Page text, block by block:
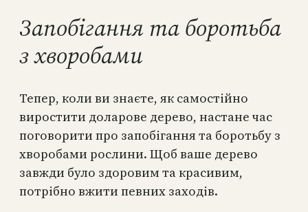
Запобігання та боротьба
з хворобами
Тепер, коли ви знаєте, як самостійно
виростити доларове дерево, настане час
поговорити про запобігання та боротьбу з
хворобами рослини. Щоб ваше дерево
завжди було здоровим та красивим,
потрібно вжити певних заходів.